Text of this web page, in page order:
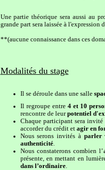
Une partie théorique sera aussi au
grande part sera laissée à l'expression
**(aucune connaissance dans ces
Modalités du stage
Il se déroule dans une salle
Il regroupe entre 4 et 10
rencontre de leurpotentiel
Chaque participant sera invité
accorder du crédit et agir en
Nous serons invités à parler
authenticité.
Nous constaterons combien l’
présente, en mettant en
dans l’ordinaire.